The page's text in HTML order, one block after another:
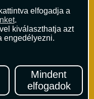
elfogadja a
.
kiválaszthatja azt
engedélyezni.
Mindent
elfogadok
utazási